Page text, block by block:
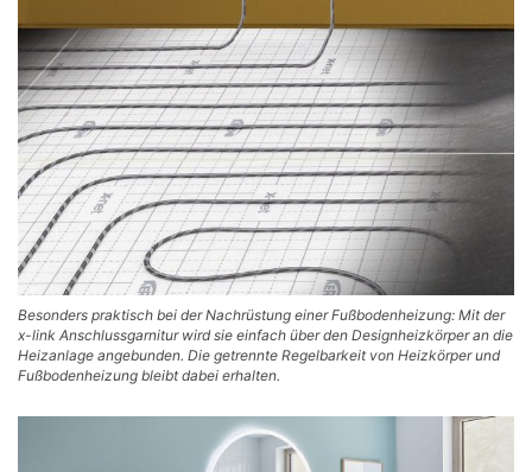
Besonders praktisch bei der Nachrüstung einer Fußbodenheizung: Mit der
x-link Anschlussgarnitur wird sie einfach über den Designheizkörper an die
Heizanlage angebunden. Die getrennte Regelbarkeit von Heizkörper und
Fußbodenheizung bleibt dabei erhalten.